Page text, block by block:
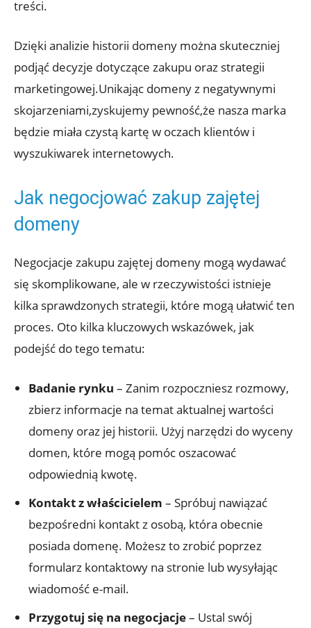
treści.
Dzięki analizie historii domeny można skuteczniej
podjąć decyzje dotyczące zakupu oraz strategii
marketingowej.Unikając domeny z negatywnymi
skojarzeniami,zyskujemy pewność,że nasza marka
będzie miała czystą kartę w oczach klientów i
wyszukiwarek internetowych.
Jak negocjować zakup zajętej
domeny
Negocjacje zakupu zajętej domeny mogą wydawać
się skomplikowane, ale w rzeczywistości istnieje
kilka sprawdzonych strategii, które mogą ułatwić ten
proces. Oto kilka kluczowych wskazówek, jak
podejść do tego tematu:
Badanie rynku – Zanim rozpoczniesz rozmowy,
zbierz informacje na temat aktualnej wartości
domeny oraz jej historii. Użyj narzędzi do wyceny
domen, które mogą pomóc oszacować
odpowiednią kwotę.
Kontakt z właścicielem – Spróbuj nawiązać
bezpośredni kontakt z osobą, która obecnie
posiada domenę. Możesz to zrobić poprzez
formularz kontaktowy na stronie lub wysyłając
wiadomość e-mail.
Przygotuj się na negocjacje– Ustal swój